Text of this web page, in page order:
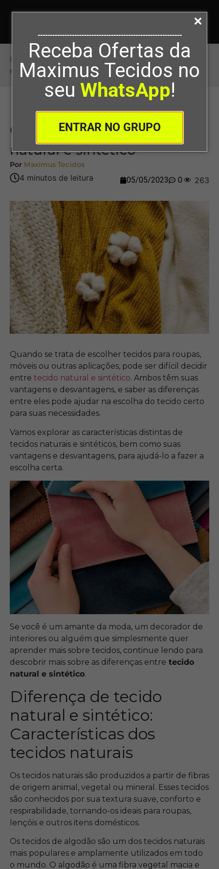
-----------------------------------------------------------
Receba Ofertas da
Maximus Tecidos no
seu WhatsApp!
ENTRAR NO GRUPO
Início>Qual a diferença de tecido natural e
sintético
Qual a diferença de tecido
natural e sintético
Por Maximus Tecidos
05/05/2023 0 263
Quando se trata de escolher tecidos para roupas,
móveis ou outras aplicações, pode ser difícil decidir
entre tecido natural e sintético. Ambos têm suas
vantagens e desvantagens, e saber as diferenças
entre eles pode ajudar na escolha do tecido certo
para suas necessidades.
Vamos explorar as características distintas de
tecidos naturais e sintéticos, bem como suas
vantagens e desvantagens, para ajudá-lo a fazer a
escolha certa.
Se você é um amante da moda, um decorador de
interiores ou alguém que simplesmente quer
aprender mais sobre tecidos, continue lendo para
descobrir mais sobre as diferenças entre tecido
natural e sintético.
Diferença de tecido
natural e sintético:
Características dos
tecidos naturais
Os tecidos naturais são produzidos a partir de fibras
de origem animal, vegetal ou mineral. Esses tecidos
são conhecidos por sua textura suave, conforto e
respirabilidade, tornando-os ideais para roupas,
lençóis e outros itens domésticos.
Os tecidos de algodão são um dos tecidos naturais
mais populares e amplamente utilizados em todo
o mundo. O algodão é uma fibra vegetal macia e